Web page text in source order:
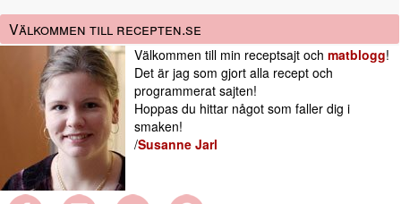
Välkommen till recepten.se
Välkommen till min receptsajt och matblogg!
Det är jag som gjort alla recept och
programmerat sajten!
Hoppas du hittar något som faller dig i
smaken!
/Susanne Jarl